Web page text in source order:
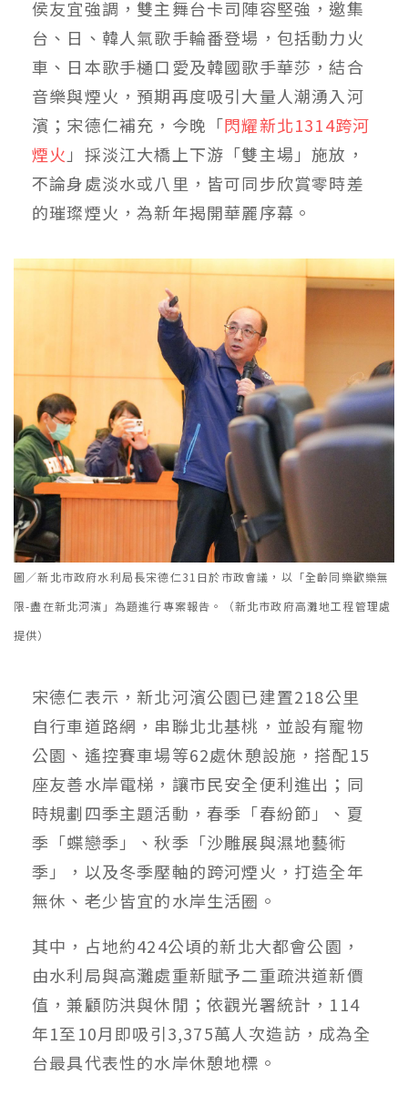
侯友宜強調，雙主舞台卡司陣容堅強，邀集
台、日、韓人氣歌手輪番登場，包括動力火
車、日本歌手樋口愛及韓國歌手華莎，結合
音樂與煙火，預期再度吸引大量人潮湧入河
濱；宋德仁補充，今晚「閃耀新北1314跨河
煙火 」採淡江大橋上下游「雙主場」施放，
不論身處淡水或八里，皆可同步欣賞零時差
的璀璨煙火，為新年揭開華麗序幕。
圖／新北市政府水利局長宋德仁31日於市政會議，以「全齡同樂歡樂無
限-盡在新北河濱」為題進行專案報告。（新北市政府高灘地工程管理處
提供）
宋德仁表示，新北河濱公園已建置218公里
自行車道路網，串聯北北基桃，並設有寵物
公園、遙控賽車場等62處休憩設施，搭配15
座友善水岸電梯，讓市民安全便利進出；同
時規劃四季主題活動，春季「春紛節」、夏
季「蝶戀季」、秋季「沙雕展與濕地藝術
季」，以及冬季壓軸的跨河煙火，打造全年
無休、老少皆宜的水岸生活圈。
其中，占地約424公頃的新北大都會公園，
由水利局與高灘處重新賦予二重疏洪道新價
值，兼顧防洪與休閒；依觀光署統計，114
年1至10月即吸引3,375萬人次造訪，成為全
台最具代表性的水岸休憩地標。